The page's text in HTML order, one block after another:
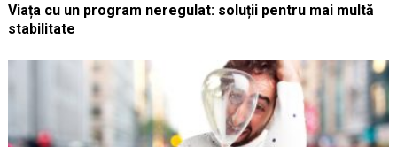
Viața cu un program neregulat: soluții pentru mai multă
stabilitate